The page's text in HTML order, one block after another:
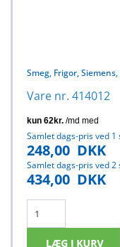
Smeg, Frigor,
Vare nr. 414012
Samlet dags-pris ved 1
248,00 DKK
Samlet dags-pris ved 2
434,00 DKK